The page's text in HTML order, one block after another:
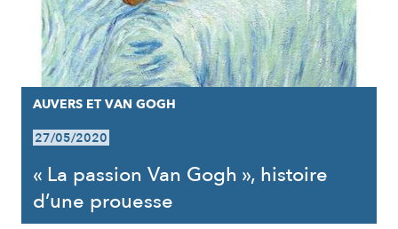
AUVERS ET VAN GOGH
27/05/2020
« La passion Van Gogh », histoire
d’une prouesse